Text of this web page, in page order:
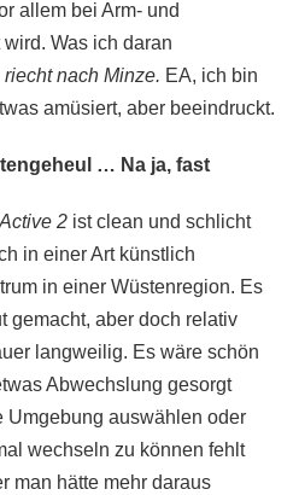
allem bei Arm- und
Was ich daran
riecht nach Minze. EA, ich bin
amüsiert, aber beeindruckt.
… Na ja, fast
2 ist clean und schlicht
in einer Art künstlich
in einer Wüstenregion. Es
gemacht, aber doch relativ
langweilig. Es wäre schön
Abwechslung gesorgt
Umgebung auswählen oder
wechseln zu können fehlt
man hätte mehr daraus